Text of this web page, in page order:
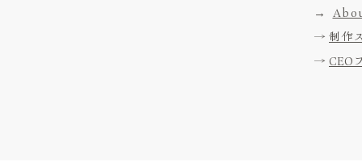
→
→ 制作
→ CEO